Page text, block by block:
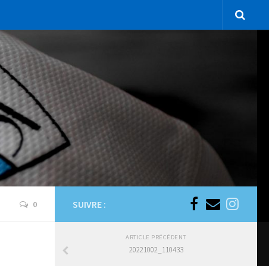
0 SUIVRE :
ARTICLE PRÉCÉDENT
20221002_110433